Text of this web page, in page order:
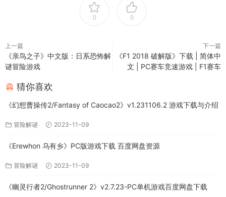
0 0
上一篇
《亲鸟之子》中文版：日系恐怖解
谜冒险游戏
下一篇
《F1 2018 破解版》下载 | 简体中
文 | PC赛车竞速游戏 | F1赛车
猜你喜欢
《幻想曹操传2/Fantasy of Caocao2》v1.231106.2 游戏下载与介绍
冒险解谜 2023-11-09
《Erewhon 乌有乡》PC版游戏下载 百度网盘资源
冒险解谜 2023-11-09
《幽灵行者2/Ghostrunner 2》v2.7.23-PC单机游戏百度网盘下载